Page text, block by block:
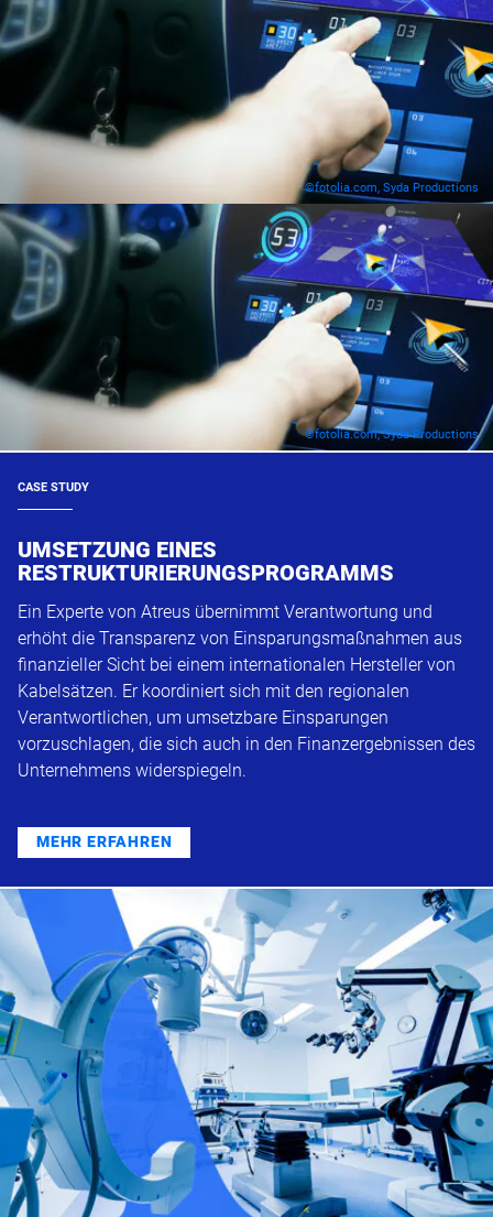
©fotolia.com, Syda Productions
©fotolia.com, Syda Productions
CASE STUDY
UMSETZUNG EINES
RESTRUKTURIERUNGSPROGRAMMS
Ein Experte von Atreus übernimmt Verantwortung und
erhöht die Transparenz von Einsparungsmaßnahmen aus
finanzieller Sicht bei einem internationalen Hersteller von
Kabelsätzen. Er koordiniert sich mit den regionalen
Verantwortlichen, um umsetzbare Einsparungen
vorzuschlagen, die sich auch in den Finanzergebnissen des
Unternehmens widerspiegeln.
MEHR ERFAHREN